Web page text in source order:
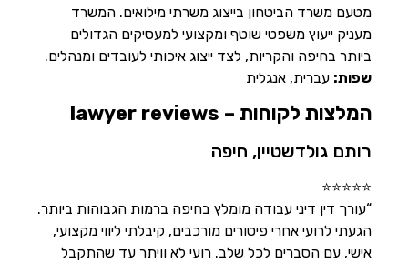
מטעם משרד הביטחון בייצוג משרתי מילואים. המשרד
מעניק ייעוץ משפטי שוטף ומקצועי למעסיקים הגדולים
ביותר בחיפה והקריות, לצד ייצוג איכותי לעובדים ומנהלים.
שפות: עברית, אנגלית
המלצות לקוחות – lawyer reviews
רותם גולדשטיין, חיפה
⭐⭐⭐⭐⭐
“עורך דין דיני עבודה מומלץ בחיפה ברמות הגבוהות ביותר.
הגעתי לרועי אחרי פיטורים מורכבים, קיבלתי ליווי מקצועי,
אישי, עם הסברים לכל שלב. רועי לא וויתר עד שהתקבל